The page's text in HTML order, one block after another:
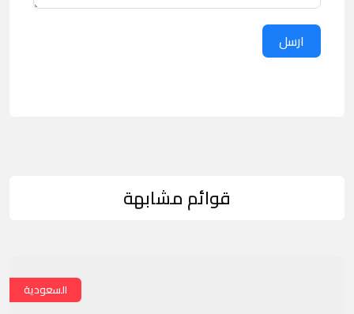
ارسل
قوائم مشابهة
السعودية